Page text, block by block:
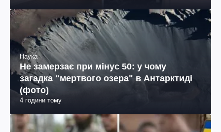
Наука
Не замерзає при мінус 50: у чому
загадка "мертвого озера" в Антарктиді
(фото)
4 години тому